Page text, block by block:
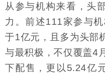
从参与机构来看，头
力。前述111家参与
于1亿元，且多为头部
与最积极，不仅覆盖4
下配售，更以5.24亿